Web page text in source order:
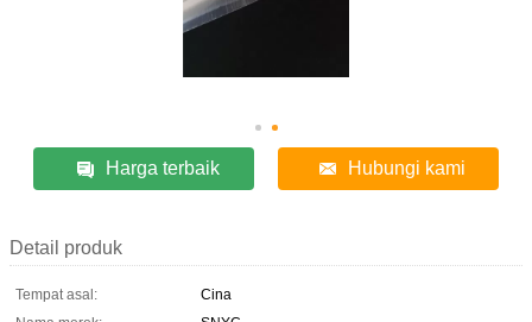
Harga terbaik Hubungi kami
Detail produk
Tempat asal:
Cina